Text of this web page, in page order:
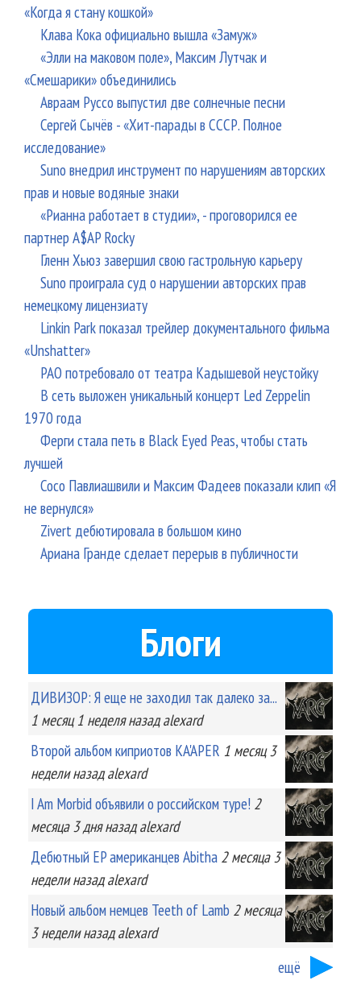
«Когда я стану кошкой»
Клава Кока официально вышла «Замуж»
«Элли на маковом поле», Максим Лутчак и
«Смешарики» объединились
Авраам Руссо выпустил две солнечные песни
Сергей Сычёв - «Хит-парады в СССР. Полное
исследование»
Suno внедрил инструмент по нарушениям авторских
прав и новые водяные знаки
«Рианна работает в студии», - проговорился ее
партнер A$AP Rocky
Гленн Хьюз завершил свою гастрольную карьеру
Suno проиграла суд о нарушении авторских прав
немецкому лицензиату
Linkin Park показал трейлер документального фильма
«Unshatter»
РАО потребовало от театра Кадышевой неустойку
В сеть выложен уникальный концерт Led Zeppelin
1970 года
Ферги стала петь в Black Eyed Peas, чтобы стать
лучшей
Сосо Павлиашвили и Максим Фадеев показали клип «Я
не вернулся»
Zivert дебютировала в большом кино
Ариана Гранде сделает перерыв в публичности
Блоги
ДИВИЗОР: Я еще не заходил так далеко за...
1 месяц 1 неделяназад alexard
Второй альбом киприотов KA'APER 1 месяц 3
неделиназад alexard
I Am Morbid объявили о российском туре! 2
месяца 3 дняназад alexard
Дебютный EP американцев Abitha 2 месяца 3
неделиназад alexard
Новый альбом немцев Teeth of Lamb 2 месяца
3 неделиназад alexard
ещё